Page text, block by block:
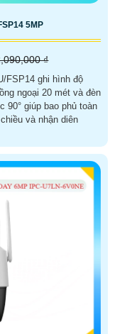
5MP
₫
FSP14 ghi hình độ
ngoại 20 mét và đèn
và nhận diên